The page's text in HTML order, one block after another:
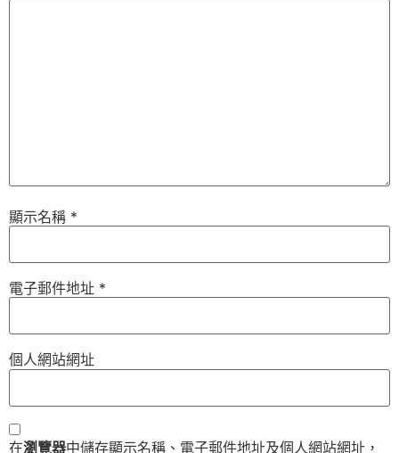
顯示名稱 *
電子郵件地址 *
個人網站網址
在瀏覽器中儲存顯示名稱、電子郵件地址及個人網站網址，